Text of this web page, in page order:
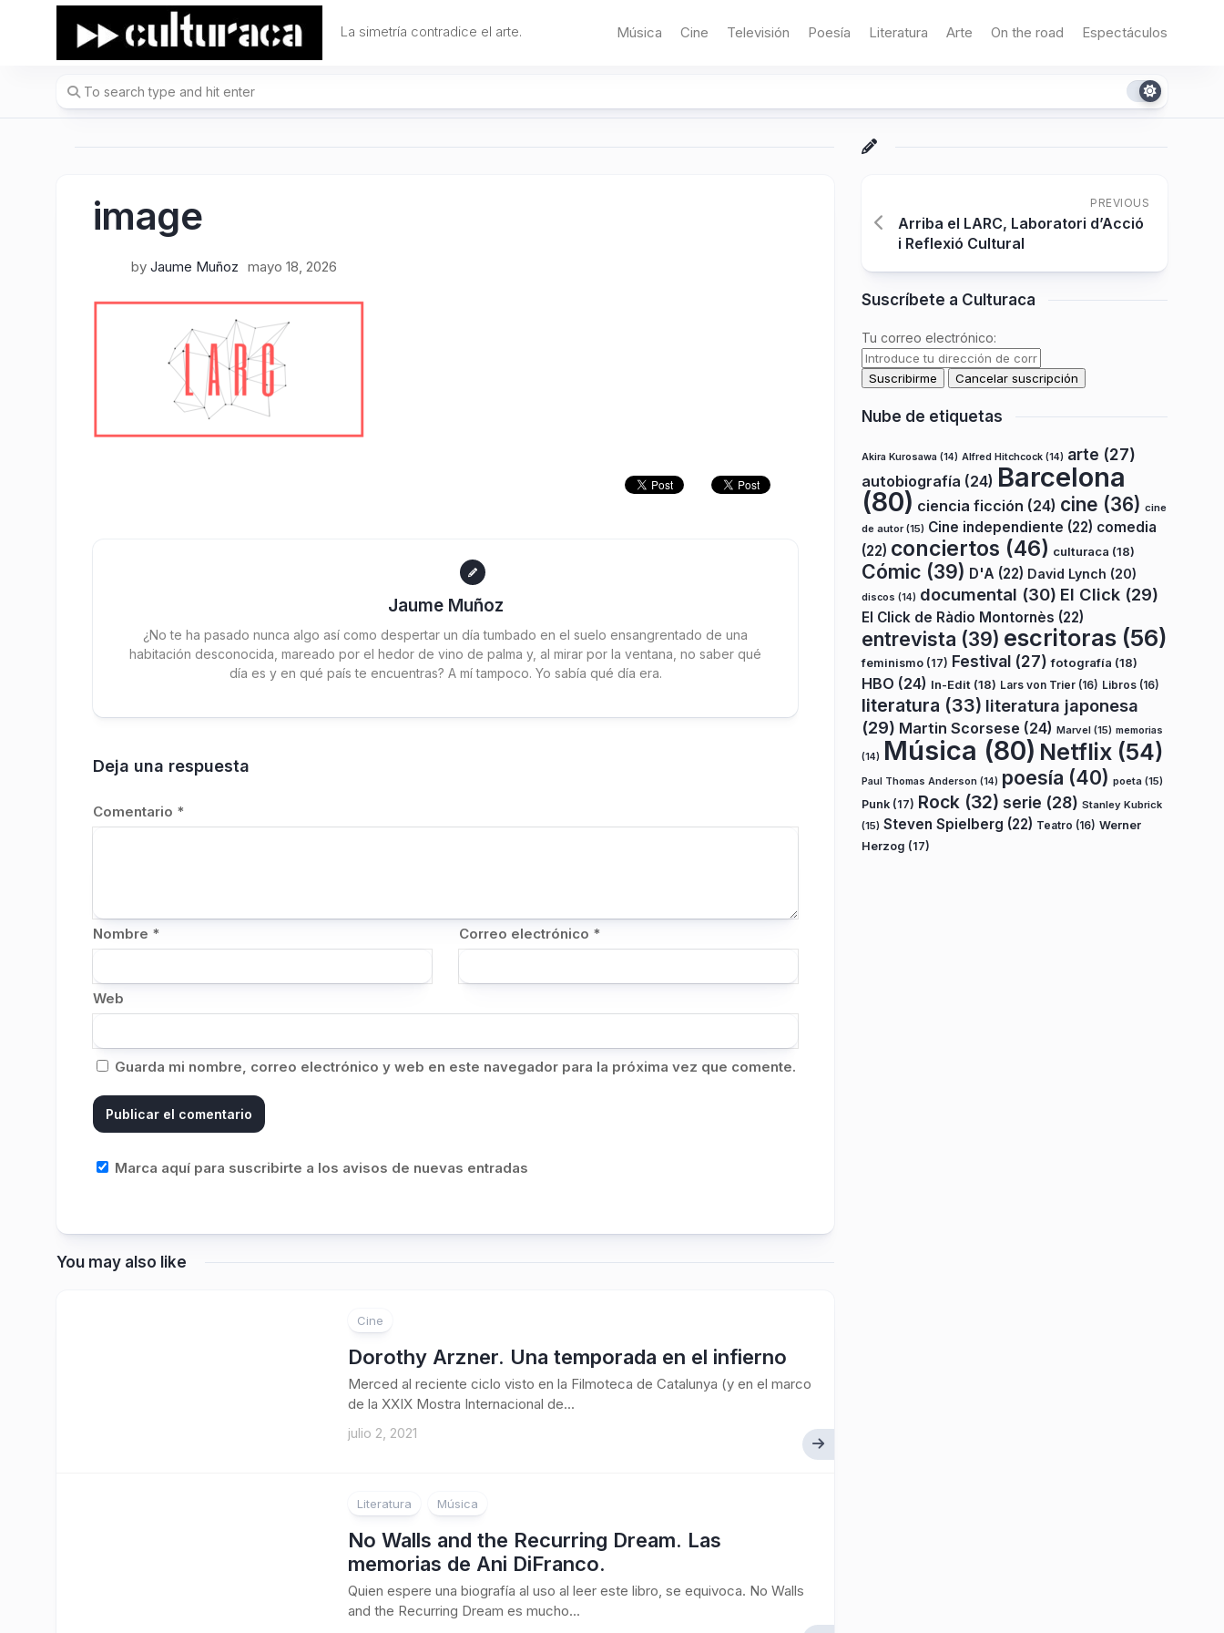
La simetría contradice el arte. Música Cine Televisión Poesía Literatura Arte On the road Espectáculos
image
by Jaume Muñoz mayo 18, 2026
Jaume Muñoz
¿No te ha pasado nunca algo así como despertar un día tumbado en el suelo ensangrentado de una
habitación desconocida, mareado por el hedor de vino de palma y, al mirar por la ventana, no saber qué
día es y en qué país te encuentras? A mí tampoco. Yo sabía qué día era.
Deja una respuesta
Comentario *
Nombre * Correo electrónico *
Web
Guarda mi nombre, correo electrónico y web en este navegador para la próxima vez que comente.
Marca aquí para suscribirte a los avisos de nuevas entradas
You may also like
Cine
Dorothy Arzner. Una temporada en el infierno
Merced al reciente ciclo visto en la Filmoteca de Catalunya (y en el marco
de la XXIX Mostra Internacional de...
julio 2, 2021
Literatura Música
No Walls and the Recurring Dream. Las
memorias de Ani DiFranco.
Quien espere una biografía al uso al leer este libro, se equivoca. No Walls
and the Recurring Dream es mucho...
PREVIOUS
Arriba el LARC, Laboratori d’Acció
i Reflexió Cultural
Suscríbete a Culturaca
Tu correo electrónico:
Nube de etiquetas
Akira Kurosawa (14) Alfred Hitchcock (14) arte (27)
autobiografía (24) Barcelona
(80) ciencia ficción (24) cine (36) cine
de autor(15) Cine independiente (22) comedia
(22) conciertos (46) culturaca (18)
Cómic (39) D'A (22) David Lynch (20)
discos (14) documental (30) El Click (29)
El Click de Ràdio Montornès (22)
entrevista (39) escritoras (56)
feminismo (17) Festival (27) fotografía (18)
HBO (24) In-Edit (18) Lars von Trier (16) Libros (16)
literatura (33) literatura japonesa
(29) Martin Scorsese (24) Marvel (15) memorias
(14) Música (80) Netflix (54)
Paul Thomas Anderson (14) poesía (40) poeta (15)
Punk (17) Rock (32) serie (28) Stanley Kubrick
(15) Steven Spielberg (22) Teatro (16) Werner
Herzog (17)